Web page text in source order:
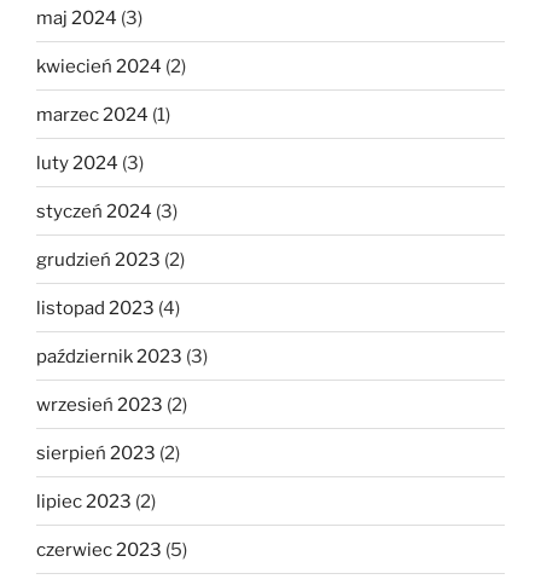
maj 2024 (3)
kwiecień 2024 (2)
marzec 2024 (1)
luty 2024 (3)
styczeń 2024 (3)
grudzień 2023 (2)
listopad 2023 (4)
październik 2023 (3)
wrzesień 2023 (2)
sierpień 2023 (2)
lipiec 2023 (2)
czerwiec 2023 (5)